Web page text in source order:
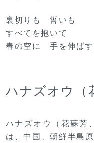
裏切りも 誓いも
すべてを抱いて
春の空に 手を伸ばす
ハナズオウ（
ハナズオウ（花蘇
は、中国、朝鮮半島